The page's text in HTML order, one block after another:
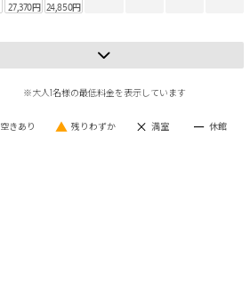
27,370円 24,850円
※大人1名様の最低料金を表示しています
空きあり ▲ 残りわずか × 満室 ー 休館